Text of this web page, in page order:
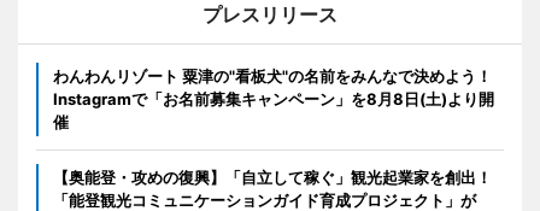
プレスリリース
わんわんリゾート 粟津の"看板犬"の名前をみんなで決めよう！
Instagramで「お名前募集キャンペーン」を8月8日(土)より開
催
【奥能登・攻めの復興】「自立して稼ぐ」観光起業家を創出！
「能登観光コミュニケーションガイド育成プロジェクト」が